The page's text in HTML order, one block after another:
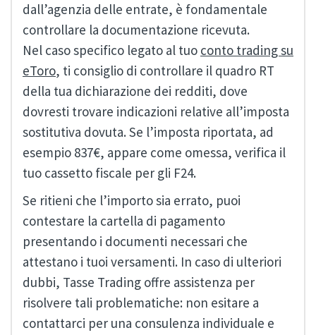
dall’agenzia delle entrate, è fondamentale
controllare la documentazione ricevuta.
Nel caso specifico legato al tuo conto trading su
eToro, ti consiglio di controllare il quadro RT
della tua dichiarazione dei redditi, dove
dovresti trovare indicazioni relative all’imposta
sostitutiva dovuta. Se l’imposta riportata, ad
esempio 837€, appare come omessa, verifica il
tuo cassetto fiscale per gli F24.
Se ritieni che l’importo sia errato, puoi
contestare la cartella di pagamento
presentando i documenti necessari che
attestano i tuoi versamenti. In caso di ulteriori
dubbi, Tasse Trading offre assistenza per
risolvere tali problematiche: non esitare a
contattarci per una consulenza individuale e